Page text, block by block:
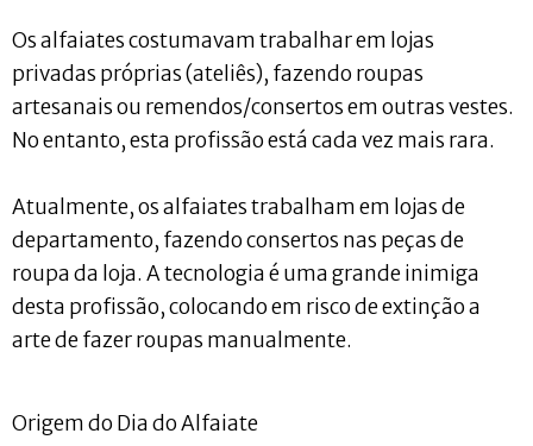
Os alfaiates costumavam trabalhar em lojas
privadas próprias (ateliês), fazendo roupas
artesanais ou remendos/consertos em outras vestes.
No entanto, esta profissão está cada vez mais rara.
Atualmente, os alfaiates trabalham em lojas de
departamento, fazendo consertos nas peças de
roupa da loja. A tecnologia é uma grande inimiga
desta profissão, colocando em risco de extinção a
arte de fazer roupas manualmente.
Origem do Dia do Alfaiate